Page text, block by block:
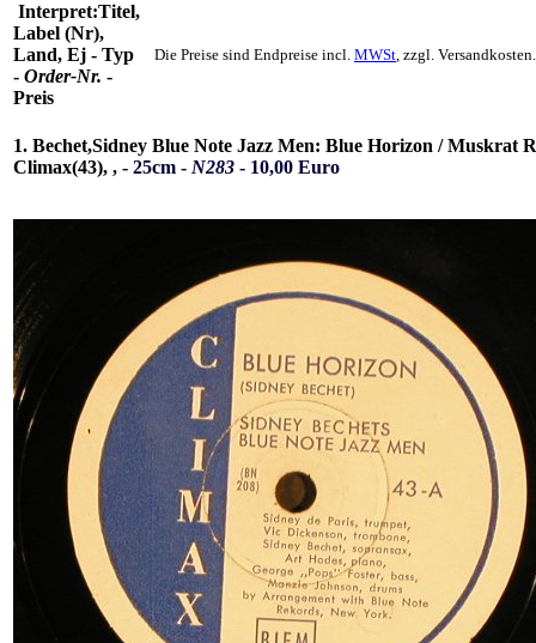
Interpret:Titel,
Label (Nr),
Land, Ej - Typ
- Order-Nr. -
Preis
Die Preise sind Endpreise incl. MWSt, zzgl. Versandkosten.
1. Bechet,Sidney Blue Note Jazz Men: Blue Horizon / Muskrat
Climax(43), , - 25cm - N283 - 10,00 Euro